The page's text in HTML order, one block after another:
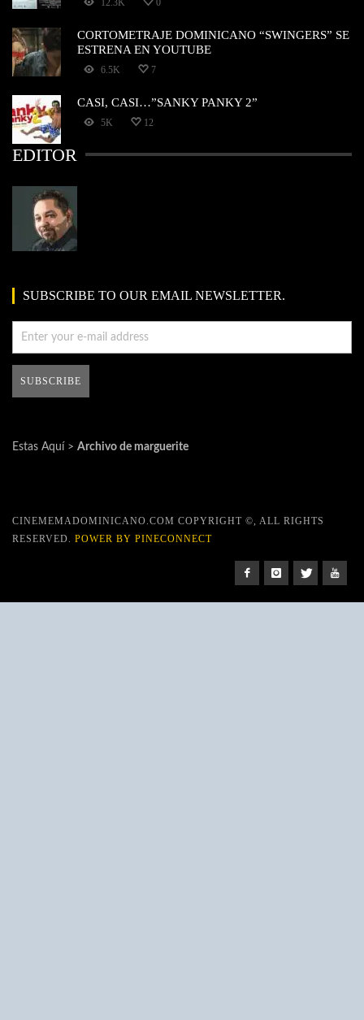
CORTOMETRAJE DOMINICANO “SWINGERS” SE
ESTRENA EN YOUTUBE
6.5K 7
CASI, CASI…”SANKY PANKY 2”
5K 12
EDITOR
SUBSCRIBE TO OUR EMAIL NEWSLETTER.
Estas Aquí > Archivo de marguerite
CINEMEMADOMINICANO.COM COPYRIGHT ©, ALL RIGHTS
RESERVED. POWER BY PINECONNECT